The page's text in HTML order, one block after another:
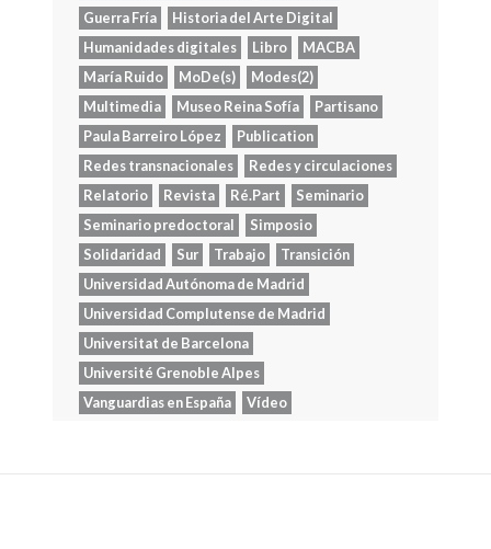
Guerra Fría
Historia del Arte Digital
Humanidades digitales
Libro
MACBA
María Ruido
MoDe(s)
Modes(2)
Multimedia
Museo Reina Sofía
Partisano
Paula Barreiro López
Publication
Redes transnacionales
Redes y circulaciones
Relatorio
Revista Ré.Part
Seminario
Seminario predoctoral
Simposio
Solidaridad
Sur Trabajo
Transición
Universidad Autónoma de Madrid
Universidad Complutense de Madrid
Universitat de Barcelona
Université Grenoble Alpes
Vanguardias en España
Vídeo